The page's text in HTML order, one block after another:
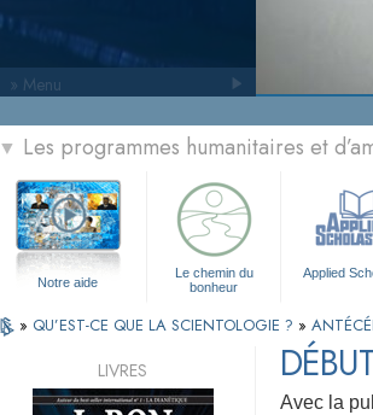
» Menu
▼ Les programmes humanitaires et
Notre aide
Le chemin du
bonheur
Applied
» QU’EST-CE QUE LA SCIENTOLOGIE ? »
Avec la
LIVRES